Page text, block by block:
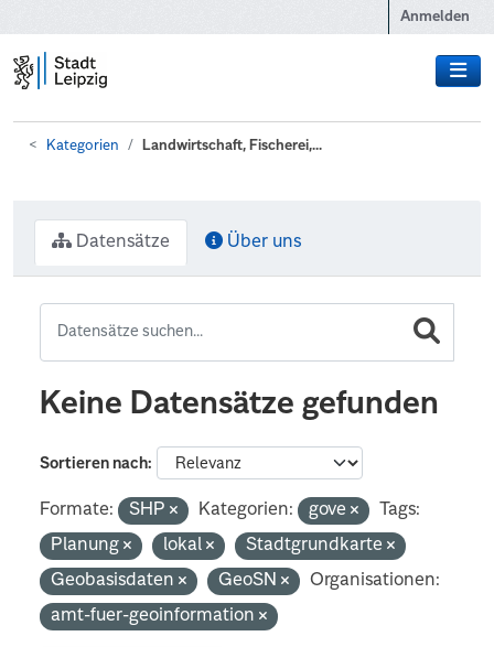
Anmelden
Kategorien Landwirtschaft, Fischerei,...
Datensätze Über uns
Keine Datensätze gefunden
Sortieren nach
Formate: SHP Kategorien: gove
Tags:
Planung
lokal
Stadtgrundkarte
Geobasisdaten
GeoSN
Organisationen:
amt-fuer-geoinformation